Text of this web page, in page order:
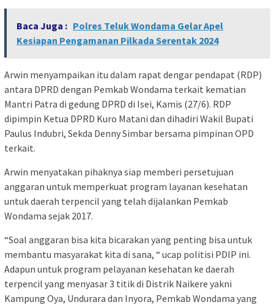
Baca Juga : Polres Teluk Wondama Gelar Apel
Kesiapan Pengamanan Pilkada Serentak 2024
Arwin menyampaikan itu dalam rapat dengar pendapat (RDP)
antara DPRD dengan Pemkab Wondama terkait kematian
Mantri Patra di gedung DPRD di Isei, Kamis (27/6). RDP
dipimpin Ketua DPRD Kuro Matani dan dihadiri Wakil Bupati
Paulus Indubri, Sekda Denny Simbar bersama pimpinan OPD
terkait.
Arwin menyatakan pihaknya siap memberi persetujuan
anggaran untuk memperkuat program layanan kesehatan
untuk daerah terpencil yang telah dijalankan Pemkab
Wondama sejak 2017.
“Soal anggaran bisa kita bicarakan yang penting bisa untuk
membantu masyarakat kita di sana, “ ucap politisi PDIP ini.
Adapun untuk program pelayanan kesehatan ke daerah
terpencil yang menyasar 3 titik di Distrik Naikere yakni
Kampung Oya, Undurara dan Inyora, Pemkab Wondama yang